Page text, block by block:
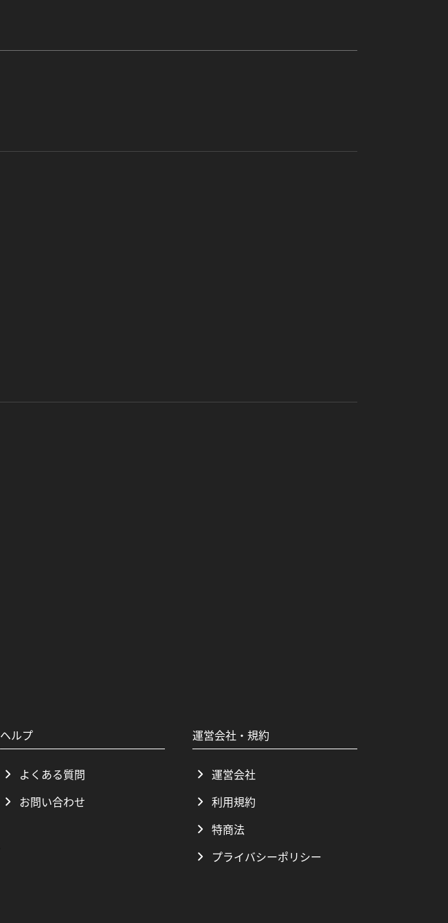
ヘルプ
よくある質問
お問い合わせ
運営会社・規約
運営会社
利用規約
特商法
プライバシーポリシー